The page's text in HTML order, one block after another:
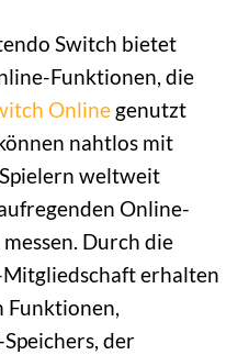
Switch bietet
Funktionen, die
Online genutzt
nahtlos mit
weltweit
Online-
Durch die
erhalten
Funktionen,
der